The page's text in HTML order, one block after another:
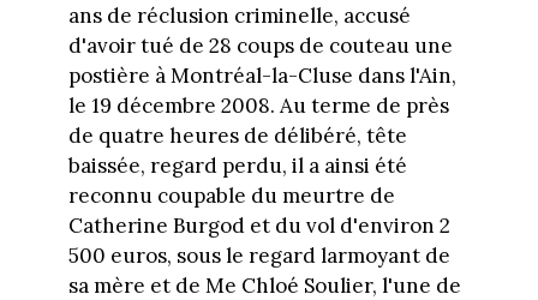
ans de réclusion criminelle, accusé
d'avoir tué de 28 coups de couteau une
postière à Montréal-la-Cluse dans l'Ain,
le 19 décembre 2008. Au terme de près
de quatre heures de délibéré, tête
baissée, regard perdu, il a ainsi été
reconnu coupable du meurtre de
Catherine Burgod et du vol d'environ 2
500 euros, sous le regard larmoyant de
sa mère et de Me Chloé Soulier, l'une de